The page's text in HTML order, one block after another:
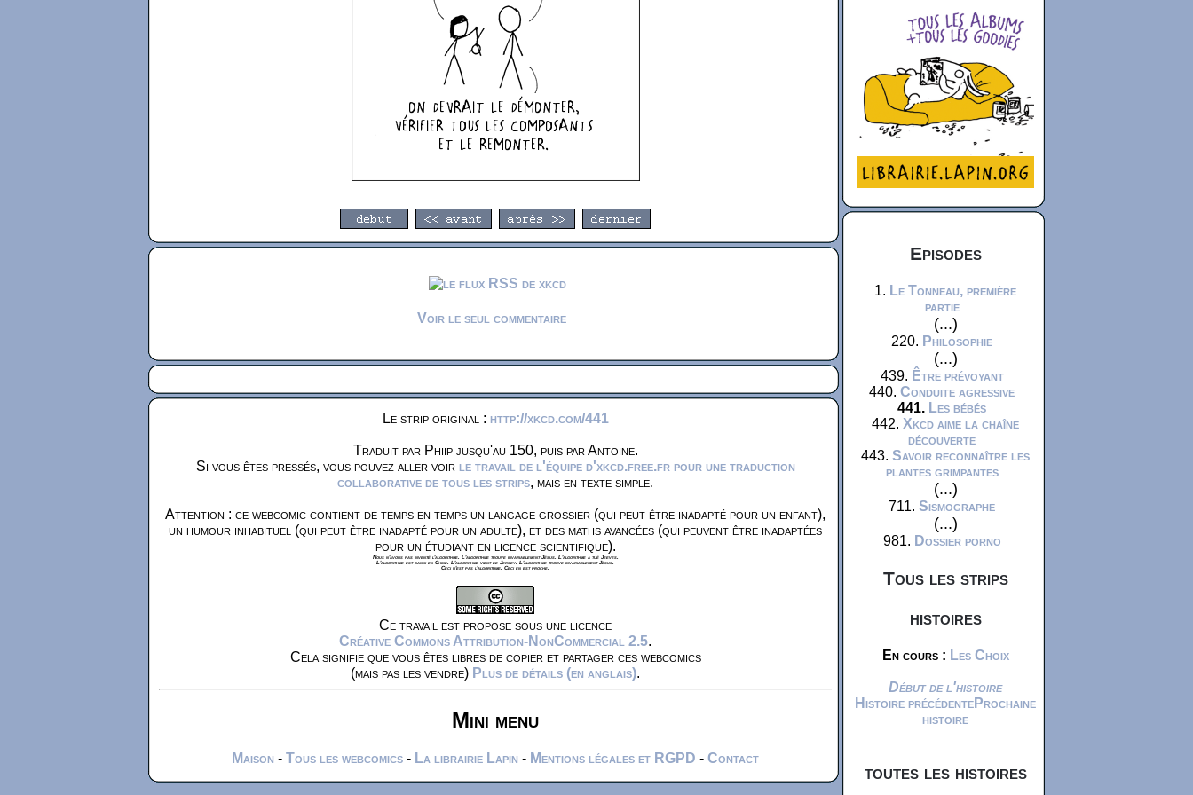
Voir le seul commentaire
Le strip original : http://xkcd.com/441
Traduit par Phiip jusqu'au 150, puis par Antoine.
Si vous êtes pressés, vous pouvez aller voir le travail de l'équipe d'xkcd.free.fr pour une traduction
collaborative de tous les strips, mais en texte simple.
Attention : ce webcomic contient de temps en temps un langage grossier (qui peut être inadapté pour un enfant),
un humour inhabituel (qui peut être inadapté pour un adulte), et des maths avancées (qui peuvent être inadaptées
pour un étudiant en licence scientifique).
Nous n'avons pas inventé l'algorithme. L'algorithme trouve invariablement Jésus. L'algorithme a tué Jeeves.
L'algorithme est banni en Chine. L'algorithme vient de Jersey. L'algorithme trouve invariablement Jésus.
Ceci n'est pas l'algorithme. Ceci en est proche.
Ce travail est propose sous une licence
Créative Commons Attribution-NonCommercial 2.5.
Cela signifie que vous êtes libres de copier et partager ces webcomics
(mais pas les vendre) Plus de détails (en anglais).
Mini menu
Maison - Tous les webcomics - La librairie Lapin - Mentions légales et RGPD - Contact
Episodes
1. Le Tonneau, première
partie
(...)
220. Philosophie
(...)
439. Être prévoyant
440. Conduite agressive
441. Les bébés
442. Xkcd aime la chaîne
découverte
443. Savoir reconnaître les
plantes grimpantes
(...)
711. Sismographe
(...)
981. Dossier porno
Tous les strips
histoires
En cours : Les Choix
Début de l'histoire
Histoire précédenteProchaine
histoire
toutes les histoires